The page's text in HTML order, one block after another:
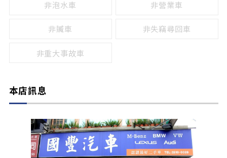
非泡水車 非營業車
非贓車 非失竊尋回車
非重大事故車
本店訊息